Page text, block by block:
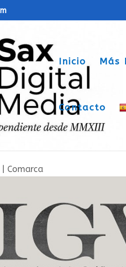
Inicio Más
Contacto
Comarca